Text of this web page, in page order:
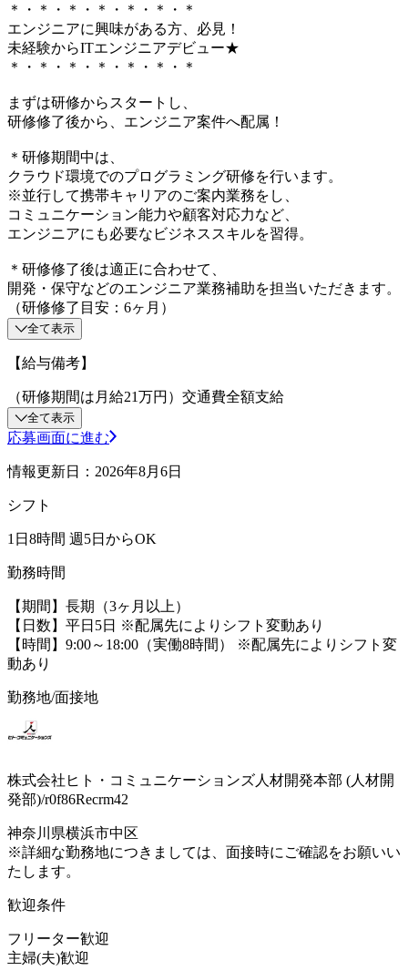
＊・＊・＊・＊・＊・＊・＊
エンジニアに興味がある方、必見！
未経験からITエンジニアデビュー★
＊・＊・＊・＊・＊・＊・＊
まずは研修からスタートし、
研修修了後から、エンジニア案件へ配属！
＊研修期間中は、
クラウド環境でのプログラミング研修を行います。
※並行して携帯キャリアのご案内業務をし、
コミュニケーション能力や顧客対応力など、
エンジニアにも必要なビジネススキルを習得。
＊研修修了後は適正に合わせて、
開発・保守などのエンジニア業務補助を担当いただきます。
（研修修了目安：6ヶ月）
全て表示
【給与備考】
（研修期間は月給21万円）交通費全額支給
全て表示
応募画面に進む
情報更新日：2026年8月6日
シフト
1日8時間 週5日からOK
勤務時間
【期間】長期（3ヶ月以上）
【日数】平日5日 ※配属先によりシフト変動あり
【時間】9:00～18:00（実働8時間） ※配属先によりシフト変
動あり
勤務地/面接地
株式会社ヒト・コミュニケーションズ人材開発本部 (人材開
発部)/r0f86Recrm42
神奈川県横浜市中区
※詳細な勤務地につきましては、面接時にご確認をお願いい
たします。
歓迎条件
フリーター歓迎
主婦(夫)歓迎